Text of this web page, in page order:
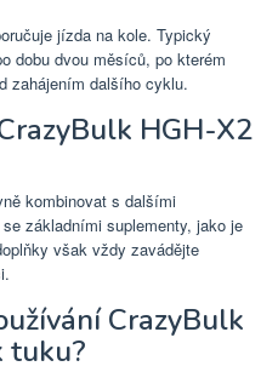
jízda na kole. Typický
dobu dvou měsíců, po kterém
zahájením dalšího cyklu.
HGH-X2
kombinovat s dalšími
základními suplementy, jako je
však vždy zavádějte
CrazyBulk
tuku?